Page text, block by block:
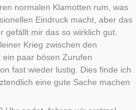
normalen Klamotten rum, was
Eindruck macht, aber das
gefällt mir das so wirklich gut.
Krieg zwischen den
paar bösen Zurufen
fast wieder lustig. Dies finde ich
eine gute Sache machen